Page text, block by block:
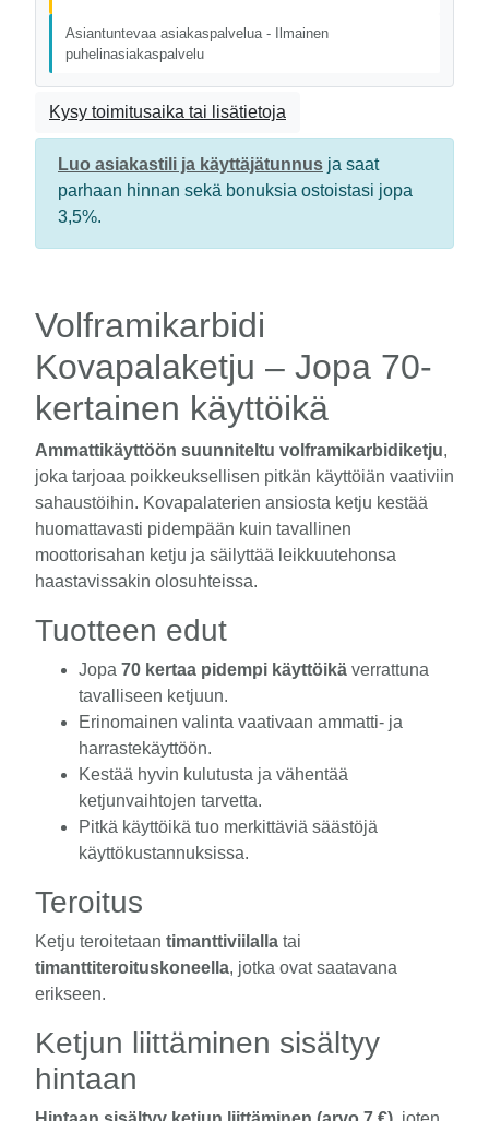
Asiantuntevaa asiakaspalvelua - Ilmainen
puhelinasiakaspalvelu
Kysy toimitusaika tai lisätietoja
Luo asiakastili ja käyttäjätunnus ja saat
parhaan hinnan sekä bonuksia ostoistasi jopa
3,5%.
Volframikarbidi
Kovapalaketju – Jopa 70-
kertainen käyttöikä
Ammattikäyttöön suunniteltu volframikarbidiketju,
joka tarjoaa poikkeuksellisen pitkän käyttöiän vaativiin
sahaustöihin. Kovapalaterien ansiosta ketju kestää
huomattavasti pidempään kuin tavallinen
moottorisahan ketju ja säilyttää leikkuutehonsa
haastavissakin olosuhteissa.
Tuotteen edut
Jopa 70 kertaa pidempi käyttöikä verrattuna
tavalliseen ketjuun.
Erinomainen valinta vaativaan ammatti- ja
harrastekäyttöön.
Kestää hyvin kulutusta ja vähentää
ketjunvaihtojen tarvetta.
Pitkä käyttöikä tuo merkittäviä säästöjä
käyttökustannuksissa.
Teroitus
Ketju teroitetaan timanttiviilalla tai
timanttiteroituskoneella, jotka ovat saatavana
erikseen.
Ketjun liittäminen sisältyy
hintaan